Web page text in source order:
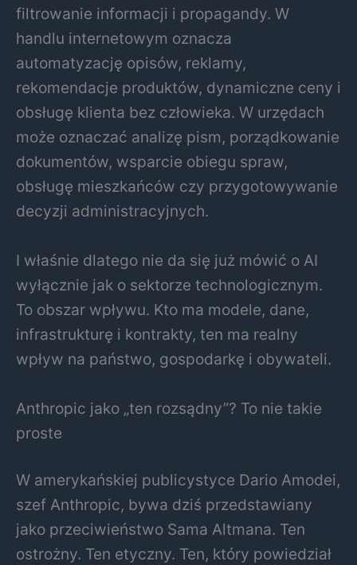
filtrowanie informacji i propagandy. W
handlu internetowym oznacza
automatyzację opisów, reklamy,
rekomendacje produktów, dynamiczne ceny i
obsługę klienta bez człowieka. W urzędach
może oznaczać analizę pism, porządkowanie
dokumentów, wsparcie obiegu spraw,
obsługę mieszkańców czy przygotowywanie
decyzji administracyjnych.
I właśnie dlatego nie da się już mówić o AI
wyłącznie jak o sektorze technologicznym.
To obszar wpływu. Kto ma modele, dane,
infrastrukturę i kontrakty, ten ma realny
wpływ na państwo, gospodarkę i obywateli.
Anthropic jako „ten rozsądny”? To nie takie
proste
W amerykańskiej publicystyce Dario Amodei,
szef Anthropic, bywa dziś przedstawiany
jako przeciwieństwo Sama Altmana. Ten
ostrożny. Ten etyczny. Ten, który powiedział